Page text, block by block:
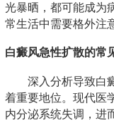
光暴晒，都可能成为
常生活中需要格外注
白癜风急性扩散的常
深入分析导致白
着重要地位。现代医
内分泌系统失调，进